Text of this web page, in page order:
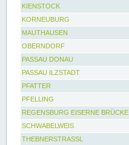
KIENSTOCK
KORNEUBURG
MAUTHAUSEN
OBERNDORF
PASSAU DONAU
PASSAU ILZSTADT
PFATTER
PFELLING
REGENSBURG EISERNE BRÜCKE
SCHWABELWEIS
THEBNERSTRASSL